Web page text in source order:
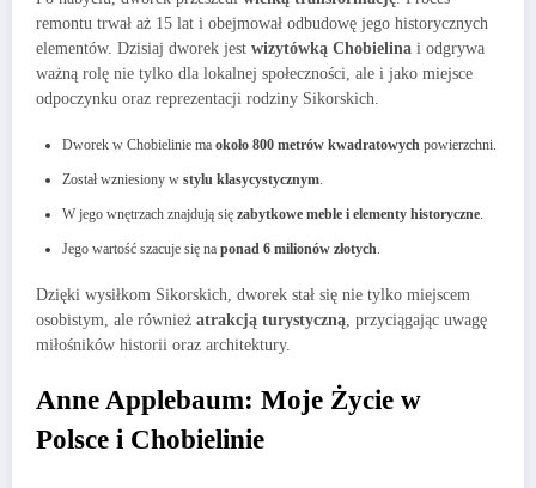
remontu trwał aż 15 lat i obejmował odbudowę jego historycznych
elementów. Dzisiaj dworek jest wizytówką Chobielina i odgrywa
ważną rolę nie tylko dla lokalnej społeczności, ale i jako miejsce
odpoczynku oraz reprezentacji rodziny Sikorskich.
Dworek w Chobielinie ma około 800 metrów kwadratowych powierzchni.
Został wzniesiony w stylu klasycystycznym.
W jego wnętrzach znajdują się zabytkowe meble i elementy historyczne.
Jego wartość szacuje się na ponad 6 milionów złotych.
Dzięki wysiłkom Sikorskich, dworek stał się nie tylko miejscem
osobistym, ale również atrakcją turystyczną, przyciągając uwagę
miłośników historii oraz architektury.
Anne Applebaum: Moje Życie w
Polsce i Chobielinie